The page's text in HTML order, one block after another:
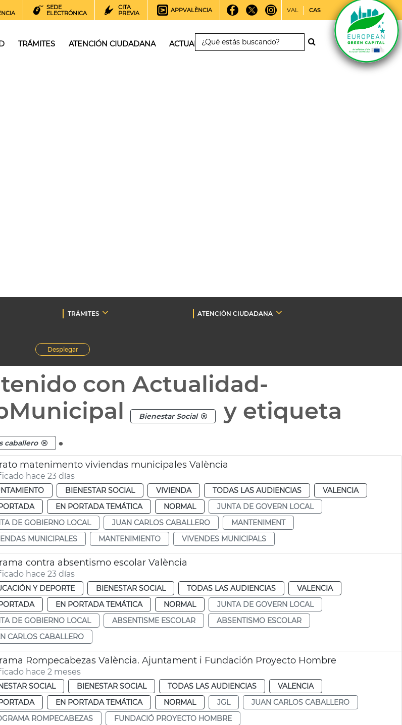
SEDE
ELECTRÓNICA
CITA
PREVIA
APPVALÈNCIA VAL CAS
TRÁMITES ATENCIÓN CIUDADANA ACTUALIDAD
TRÁMITES
ATENCIÓN CIUDADANA
Desplegar
con Actualidad-
Bienestar Social y etiqueta
caballero .
matenimento viviendas municipales València
hace 23 días
BIENESTAR SOCIAL VIVIENDA TODAS LAS AUDIENCIAS
VALENCIA
EN PORTADA TEMÁTICA NORMAL
JUNTA DE GOVERN LOCAL
DE GOBIERNO LOCAL
JUAN CARLOS CABALLERO
MANTENIMENT
MUNICIPALES
MANTENIMIENTO VIVENDES MUNICIPALS
contra absentismo escolar València
hace 23 días
Y DEPORTE BIENESTAR SOCIAL TODAS LAS AUDIENCIAS
VALENCIA
EN PORTADA TEMÁTICA NORMAL
JUNTA DE GOVERN LOCAL
DE GOBIERNO LOCAL
ABSENTISME ESCOLAR
ABSENTISMO ESCOLAR
CARLOS CABALLERO
Rompecabezas València. Ajuntament i Fundación Proyecto Hombre
hace 2 meses
SOCIAL BIENESTAR SOCIAL TODAS LAS AUDIENCIAS
VALENCIA
EN PORTADA TEMÁTICA NORMAL JGL
JUAN CARLOS CABALLERO
ROMPECABEZAS
FUNDACIÓ PROYECTO HOMBRE